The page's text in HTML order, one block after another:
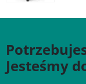
Jesteśmy